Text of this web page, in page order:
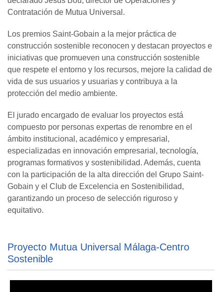
Contratación de Mutua Universal.
Los premios Saint-Gobain a la mejor práctica de
construcción sostenible reconocen y destacan proyectos e
iniciativas que promueven una construcción sostenible
que respete el entorno y los recursos, mejore la calidad de
vida de sus usuarios y usuarias y contribuya a la
protección del medio ambiente.
El jurado encargado de evaluar los proyectos está
compuesto por personas expertas de renombre en el
ámbito institucional, académico y empresarial,
especializadas en innovación empresarial, tecnología,
programas formativos y sostenibilidad. Además, cuenta
con la participación de la alta dirección del Grupo Saint-
Gobain y el Club de Excelencia en Sostenibilidad,
garantizando un proceso de selección riguroso y
equitativo.
Proyecto Mutua Universal Málaga-Centro
Sostenible